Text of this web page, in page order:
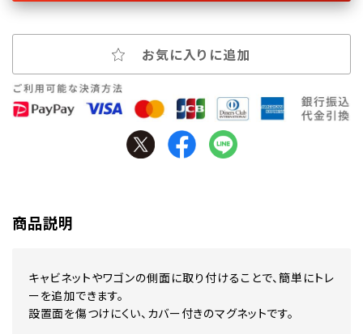
お気に入りに追加
商品説明
キャビネットやワゴンの側面に取り付けることで、簡単にトレ
ーを追加できます。
設置面を傷つけにくい、カバー付きのマグネットです。